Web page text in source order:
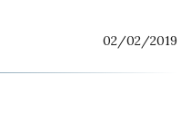
02/02/2019